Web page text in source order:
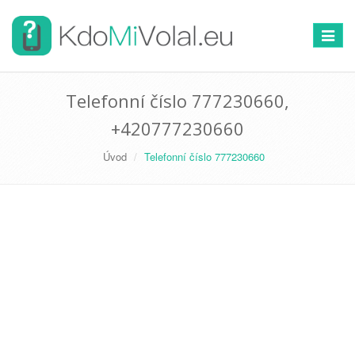
Telefonní číslo 777230660,
+420777230660
Úvod Telefonní číslo 777230660